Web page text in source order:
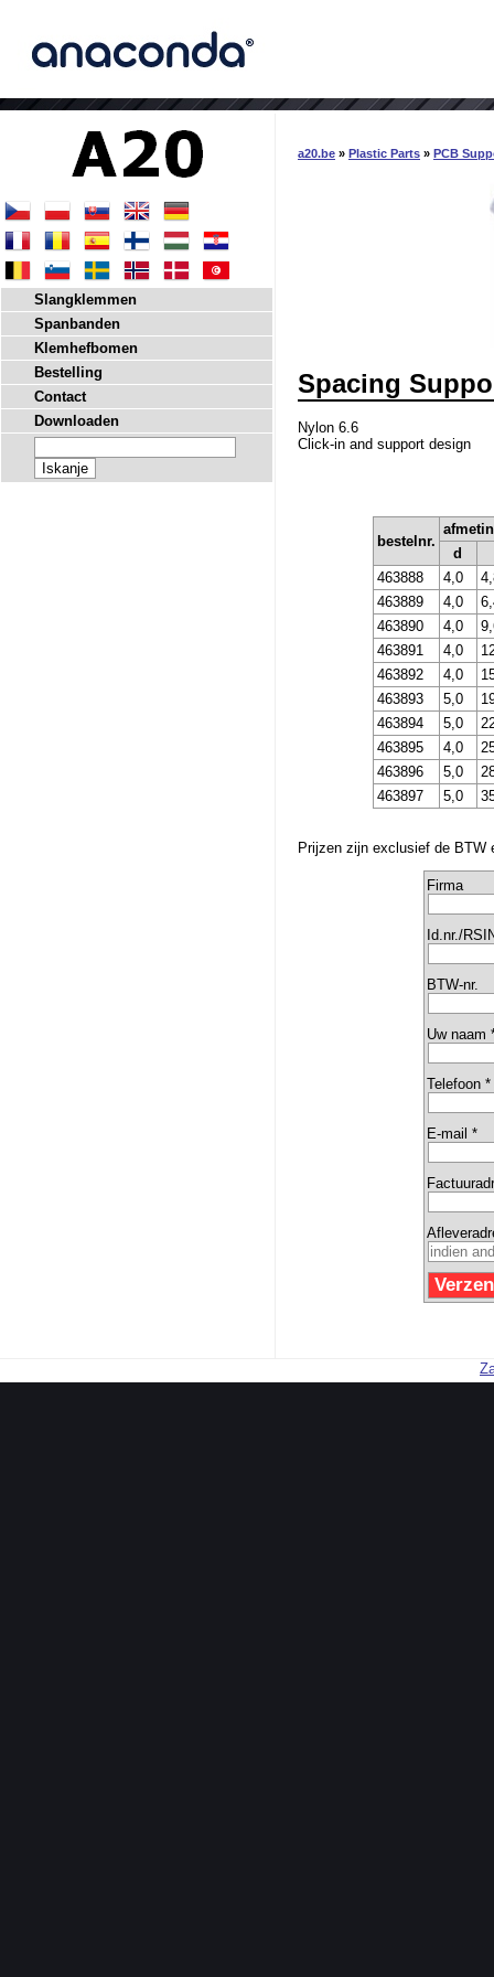
a20.be » Plastic Parts » PCB
Spacing
Nylon 6.6
Click-in and support design
bestelnr.
d
463888
4,0
463889
4,0
463890
4,0
463891
4,0
463892
4,0
463893
5,0
463894
5,0
463895
4,0
463896
5,0
463897
5,0
Prijzen zijn exclusief de BTW
Firma
Id.nr./
BTW-nr.
Uw naam
Telefoon *
E-mail *
Slangklemmen
Spanbanden
Klemhefbomen
Bestelling
Contact
Downloaden